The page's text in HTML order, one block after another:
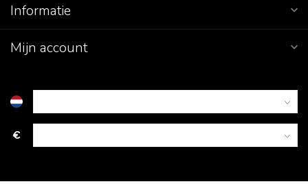
Informatie
Mijn account
€